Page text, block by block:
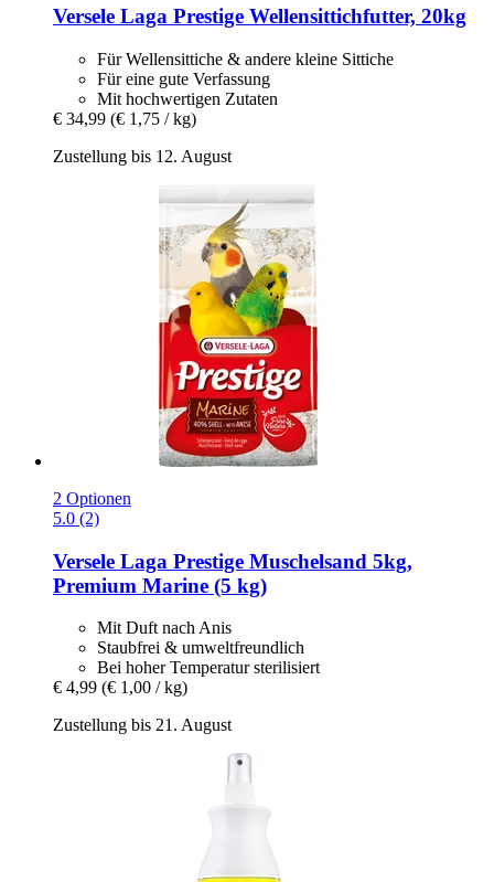
Versele Laga Prestige Wellensittichfutter, 20kg
Für Wellensittiche & andere kleine Sittiche
Für eine gute Verfassung
Mit hochwertigen Zutaten
€ 34,99 (€ 1,75 / kg)
Zustellung bis 12. August
2 Optionen
5.0 (2)
Versele Laga Prestige Muschelsand 5kg,
Premium Marine (5 kg)
Mit Duft nach Anis
Staubfrei & umweltfreundlich
Bei hoher Temperatur sterilisiert
€ 4,99 (€ 1,00 / kg)
Zustellung bis 21. August